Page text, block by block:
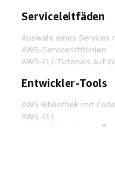
Serviceleitfäden
Auswahl eines Services
AWS-Servicerichtlinien
AWS-CLI-Tutorials auf
Entwickler-Tools
AWS Bibliothek mit
AWS-CLI
AWS Builder Center